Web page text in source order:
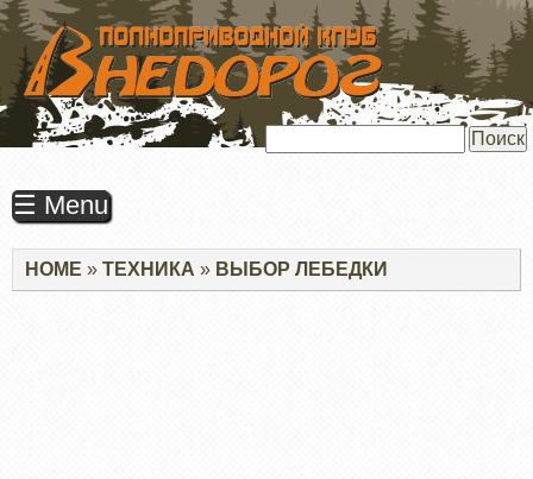
ПЕРЕЙТИ
ОСНОВНОМУ
СОДЕРЖАНИЮ
☰ Menu
Строка
навигации
HOME ТЕХНИКА ВЫБОР ЛЕБЕДКИ